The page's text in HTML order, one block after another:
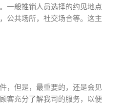
一般推销人员选择的约见地点
公共场所，社交场合等。这主
，但是，最重要的，还是会见
客充分了解我司的服务，以便